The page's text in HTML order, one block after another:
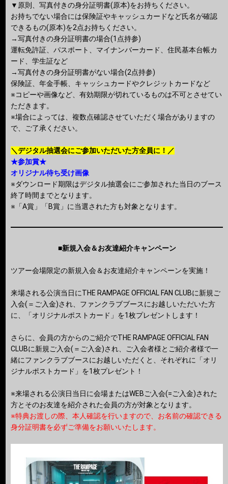
▼原則、写真付きの⾝分証明書(原本)をお持ちください。
お持ちでない場合には保険証やキャッシュカードなど⽒名が確認
できるもの(原本)を2点お持ちください。
→写真付きの⾝分証明書の場合(1点持参)
運転免許証、パスポート、マイナンバーカード、住⺠基本台帳カ
ード、学⽣証など
→写真付きの⾝分証明書がない場合(2点持参)
保険証、年金手帳、キャッシュカードやクレジットカードなど
※コピーや画像など、有効期限が切れているものは不可とさせてい
ただきます。
※場合によっては、複数点確認させていただく場合がありますの
で、ご了承ください。
＼デジタル抽選会にご参加いただいた方全員に！／
★参加賞★
オリジナル待ち受け画像
※ダウンロード期限はデジタル抽選会にご参加された当日のブース
終了時間までとなります。
※「A賞」「B賞」に当選された方も対象となります。
■新規入会＆お友達紹介キャンペーン
ツアー会場限定の新規入会＆お友達紹介キャンペーンを実施！
来場される公演当日にTHE RAMPAGE OFFICIAL FAN CLUBに新規ご
入会(＝ご入金)され、ファンクラブブースにお越しいただいた方
に、「オリジナルポストカード」を1枚プレゼントします！
さらに、会員の方からのご紹介でTHE RAMPAGE OFFICIAL FAN
CLUBに新規ご入会(＝ご入金)され、ご入会者様とご紹介者様で一
緒にファンクラブブースにお越しいただくと、それぞれに「オリ
ジナルポストカード」を1枚プレゼント！
※来場される公演日当日に会場またはWEBご入会(=ご入金)された
方とそのお友達を紹介された会員の方が対象となります。
※特典お渡しの際、本人確認を行いますので、お名前の確認できる
身分証明書を必ずご準備をお願いいたします。